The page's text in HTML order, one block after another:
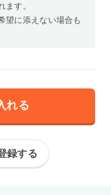
す。
望に添えない場合も
れる
録する